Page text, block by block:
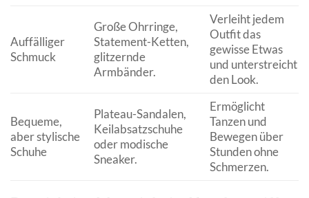
Auffälliger
Schmuck
Große Ohrringe,
Statement-Ketten,
glitzernde
Armbänder.
Verleiht jedem
Outfit das
gewisse Etwas
und unterstreicht
den Look.
Bequeme,
aber stylische
Schuhe
Plateau-Sandalen,
Keilabsatzschuhe
oder modische
Sneaker.
Ermöglicht
Tanzen und
Bewegen über
Stunden ohne
Schmerzen.